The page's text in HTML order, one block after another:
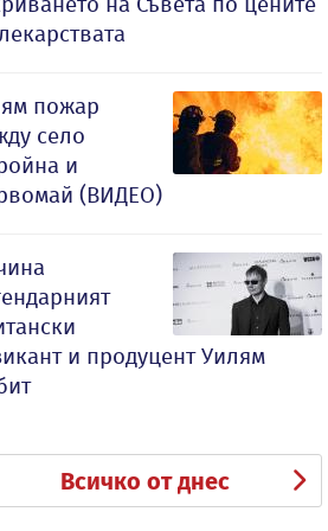
пожар
село
и
(ВИДЕО)
и продуцент Уилям
Всичко от днес